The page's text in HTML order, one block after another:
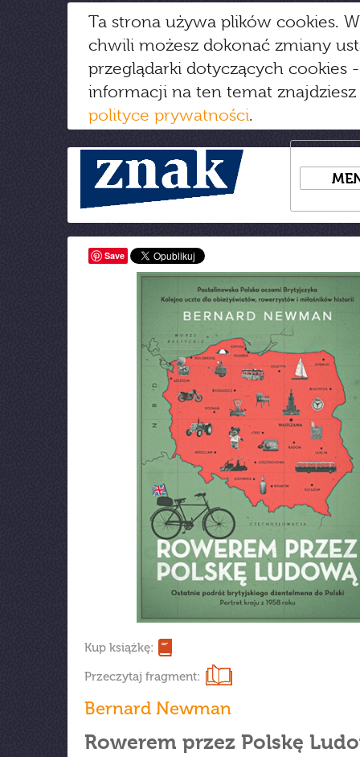
Ta strona używa plików cookies.
chwili możesz dokonać zmiany
przeglądarki dotyczących cookies
informacji na ten temat
polityce prywatności.
Save
Kup książkę:
Przeczytaj fragment:
Bernard Newman
Rowerem przez Polskę